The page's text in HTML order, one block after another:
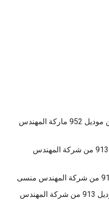
اسعار ماكينة تعبئة وتغليف البن موديل 952 ماركة المهندس
مكائن تغليف m2pack موديل 913 من شركة المهندس
معرفة أسعار مكن التغليف موديل 913 من شركة المهندس